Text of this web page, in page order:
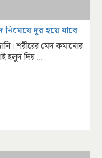
নিমেষে দূর হয়ে যাবে
শরীরের মেদ কমানোর
যাবতীয় গুণাগুণ হলুদে রয়েছে। তাই হলুদ দিয় ...